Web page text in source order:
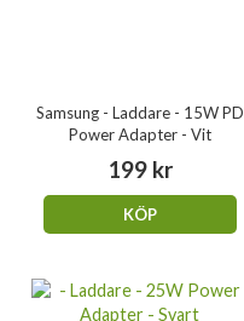
Samsung - Laddare - 15W PD
Power Adapter - Vit
199 kr
KÖP